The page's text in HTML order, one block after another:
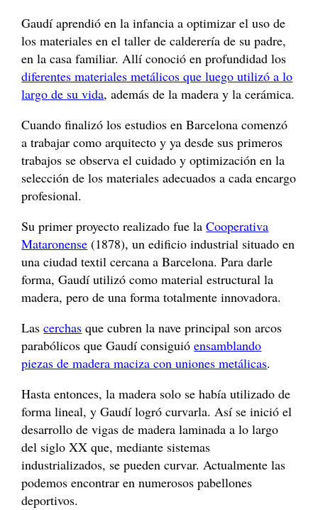
Gaudí aprendió en la infancia a optimizar el uso de
los materiales en el taller de calderería de su padre,
en la casa familiar. Allí conoció en profundidad los
diferentes materiales metálicos que luego utilizó a lo
largo de su vida, además de la madera y la cerámica.
Cuando finalizó los estudios en Barcelona comenzó
a trabajar como arquitecto y ya desde sus primeros
trabajos se observa el cuidado y optimización en la
selección de los materiales adecuados a cada encargo
profesional.
Su primer proyecto realizado fue laCooperativa
Mataronense (1878), un edificio industrial situado en
una ciudad textil cercana a Barcelona. Para darle
forma, Gaudí utilizó como material estructural la
madera, pero de una forma totalmente innovadora.
Lascerchas que cubren la nave principal son arcos
parabólicos que Gaudí consiguióensamblando
piezas de madera maciza con uniones metálicas.
Hasta entonces, la madera solo se había utilizado de
forma lineal, y Gaudí logró curvarla. Así se inició el
desarrollo de vigas de madera laminada a lo largo
del siglo XX que, mediante sistemas
industrializados, se pueden curvar. Actualmente las
podemos encontrar en numerosos pabellones
deportivos.